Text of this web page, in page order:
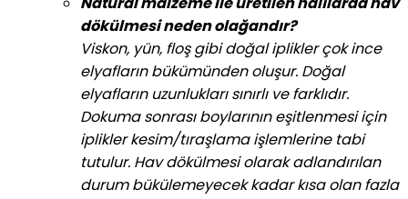
dökülmesi neden olağandır?
Viskon, yün, floş gibi doğal iplikler çok ince
elyafların bükümünden oluşur. Doğal
elyafların uzunlukları sınırlı ve farklıdır.
Dokuma sonrası boylarının eşitlenmesi için
iplikler kesim/tıraşlama işlemlerine tabi
tutulur. Hav dökülmesi olarak adlandırılan
durum bükülemeyecek kadar kısa olan fazla